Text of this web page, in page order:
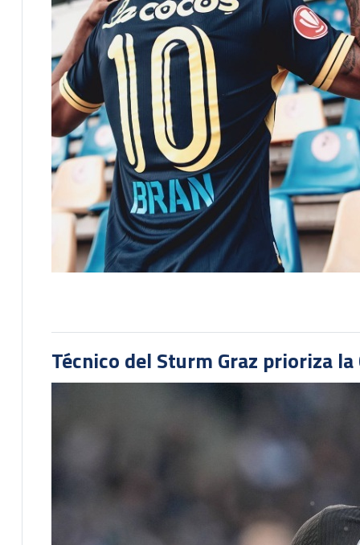
Técnico del Sturm Graz prioriza